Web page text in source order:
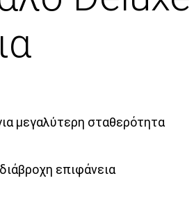
μεγαλύτερη σταθερότητα
επιφάνεια